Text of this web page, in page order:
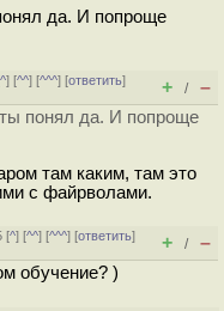
да. И попроще
^] [^^] [^^^] [ответить]
+ / –
понял да. И попроще
там каким, там это
с файрволами.
[^] [^^] [^^^] [ответить]
+ / –
обучение? )